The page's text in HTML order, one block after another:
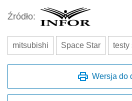
Źródło:
mitsubishi Space Star testy
Wersja do